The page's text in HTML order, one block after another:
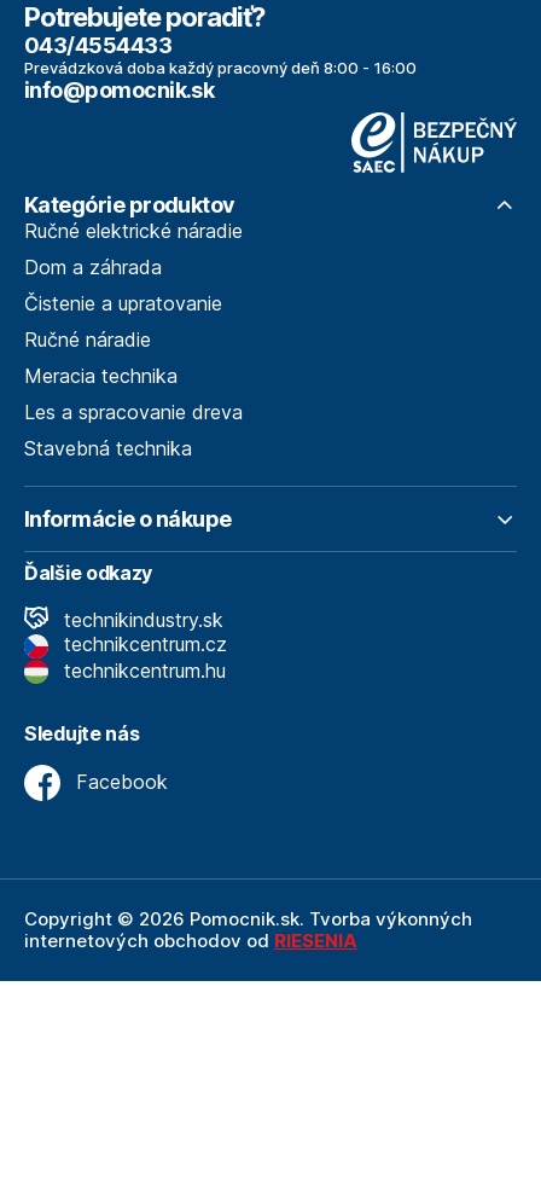
Potrebujete poradiť?
043/4554433
Prevádzková doba každý pracovný deň 8:00 - 16:00
info@pomocnik.sk
Kategórie produktov
Ručné elektrické náradie
Dom a záhrada
Čistenie a upratovanie
Ručné náradie
Meracia technika
Les a spracovanie dreva
Stavebná technika
Informácie o nákupe
Ďalšie odkazy
technikindustry.sk
technikcentrum.cz
technikcentrum.hu
Sledujte nás
Facebook
Copyright © 2026 Pomocnik.sk. Tvorba výkonných
internetových obchodov od RIESENIA